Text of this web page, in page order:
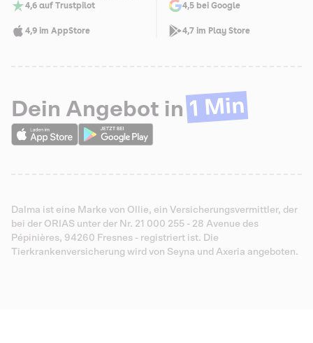
4,6 auf Trustpilot 4,5 bei Google
4,9 im AppStore 4,7 im Play Store
Dein Angebot in 1 Min
Dalma ist eine Marke von Ollie, ein Versicherungsvermittler, der
bei der ORIAS unter der Nr. 21 000 255 - 28 Avenue des
Pépinières, 94260 Fresnes - registriert ist. Die
Tierkrankenversicherung wird von Seyna und Axeria angeboten.